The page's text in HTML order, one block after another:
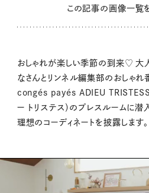
この記事の画像一覧
おしゃれが楽しい季節の到来♡ 大
なさんとリンネル編集部のおしゃ
congés payés ADIEU
ー トリステス）のプレスルームに潜
理想のコーディネートを披露します。